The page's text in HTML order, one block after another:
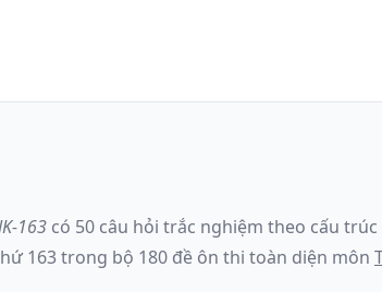
163 có 50 câu hỏi trắc nghiệm theo cấu trúc
163trong bộ 180 đề ôn thi toàn diện môn